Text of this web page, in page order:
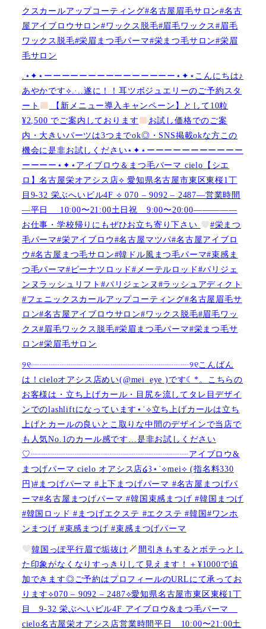
クスカールアップコーティング#名古屋眉毛サロン#名古
屋アイブロウサロン#ワックス脱毛#眉毛ワックス#眉毛
ワックス脱毛#栄眉まつ毛パーマ#栄まつ毛サロン#栄眉
毛サロン
.⋆✦⋆ーーーーーーーーーーーーーーー⋆✦⋆こんにちは♪
あやかです︎⟡.·..遂に！！耳ツボジュエリーのご予約スタ
ート
【新メニュー導入キャンペーン】として10粒
¥2,500 でご案内しております
お試し価格でのご案
内・大きいパーツは3つまでok◎・SNS掲載okな方この
機会に是非お試しください⋆✦⋆ーーーーーーーーーーー
ーーーー⋆✦⋆アイブロウ＆まつ毛パーマ cielo【シエ
ロ】名古屋栄オアシス店︎︎⟡ 愛知県名古屋市東区東桜1丁
目9-32 栄ぶへいビル4F ︎︎⟡ 070 – 9092 – 2487—営業時間
—平日 10:00〜21:00土日祝 9:00〜20:00—————
お仕事・学校帰りにもぜひお立ち寄り下さい
#栄まつ
毛パーマ#栄アイブロウ#名古屋マツパ#名古屋アイブロ
ウ#名古屋まつ毛サロン#韓ドル風まつ毛パーマ#束感ま
つ毛パーマ#ピーナツロッド#メーテルロッド#パリジェ
ンヌラッシュリフト#パリジェンヌ#ラッシュアディクト
#フェニックスカールアップコーティング#名古屋眉毛サ
ロン#名古屋アイブロウサロン#ワックス脱毛#眉毛ワッ
クス#眉毛ワックス脱毛#栄眉まつ毛パーマ#栄まつ毛サ
ロン#栄眉毛サロン
୨୧┈┈┈┈┈┈┈┈┈┈┈┈┈┈┈┈┈┈୨୧こんばん
は！cieloオアシス店めい(@mei_eye )です︎︎☾*。こちらの
お客様は・立ち上げカール・目尻を流してタレ目デザイ
ンでのlashliftになっています⋆˙⟡立ち上げカールは立ち
上げとカールの良いとこ取りな中間のデザインで当店で
も人気No.1のカール感です…是非お試しください️
♡┈┈┈┈┈┈┈┈┈┈┈┈┈┈┈┈┈┈アイブロウ&
まつげパーマ cielo オアシス店໒꒱⋆˙⟡︎mei⟡ (指名料330
円)#まつげパーマ #上下まつげパーマ #名古屋まつげパ
ーマ#名古屋まつげパーマ #韓国束感まつげ #韓国まつげ
#韓国ロッド #まつげエクステ #エクステ #韓国#ワンホ
ンまつげ #束感まつげ #束感まつげパーマ
韓国っぽ平行眉で垢抜け
間引きもするとボテっとし
た印象がなくなりすっきりして見えます！＋¥1000で追
加できます◎ご予約はプロフィールのURLにて承ってお
ります⟡070 – 9092 – 2487⟡愛知県名古屋市東区東桜1丁
目 9-32 栄ぶへいビル4F アイブロウ&まつ毛パーマ
cielo名古屋栄オアシス店営業時間平日 10:00〜21:00土